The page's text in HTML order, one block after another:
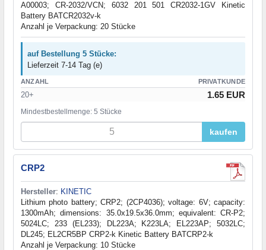
A00003; CR-2032/VCN; 6032 201 501 CR2032-1GV Kinetic
Battery BATCR2032v-k
Anzahl je Verpackung: 20 Stücke
auf Bestellung 5 Stücke:
Lieferzeit 7-14 Tag (e)
ANZAHL PRIVATKUNDE
20+ 1.65 EUR
Mindestbestellmenge: 5 Stücke
kaufen
CRP2
Hersteller: KINETIC
Lithium photo battery; CRP2; (2CP4036); voltage: 6V; capacity:
1300mAh; dimensions: 35.0x19.5x36.0mm; equivalent: CR-P2;
5024LC; 233 (EL233); DL223A; K223LA; EL223AP; 5032LC;
DL245; EL2CR5BP CRP2-k Kinetic Battery BATCRP2-k
Anzahl je Verpackung: 10 Stücke